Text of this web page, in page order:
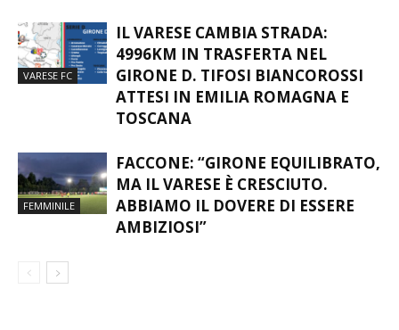
VARESE FC
IL VARESE CAMBIA STRADA:
4996KM IN TRASFERTA NEL
GIRONE D. TIFOSI BIANCOROSSI
ATTESI IN EMILIA ROMAGNA E
TOSCANA
FEMMINILE
FACCONE: “GIRONE EQUILIBRATO,
MA IL VARESE È CRESCIUTO.
ABBIAMO IL DOVERE DI ESSERE
AMBIZIOSI”